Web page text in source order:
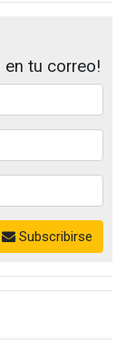
en tu correo!
Subscribirse